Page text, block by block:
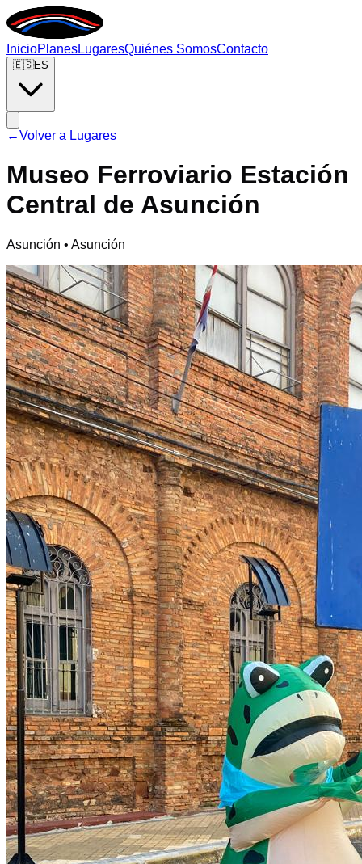
InicioPlanesLugaresQuiénes SomosContacto
🇪🇸ES
←Volver a Lugares
Museo Ferroviario Estación
Central de Asunción
Asunción • Asunción